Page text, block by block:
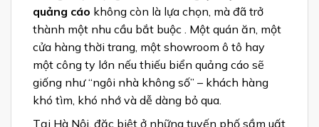
quảng cáo không còn là lựa chọn, mà đã trở
thành một nhu cầu bắt buộc . Một quán ăn, một
cửa hàng thời trang, một showroom ô tô hay
một công ty lớn nếu thiếu biển quảng cáo sẽ
giống như “ngôi nhà không số” – khách hàng
khó tìm, khó nhớ và dễ dàng bỏ qua.
Tại Hà Nội, đặc biệt ở những tuyến phố sầm uất